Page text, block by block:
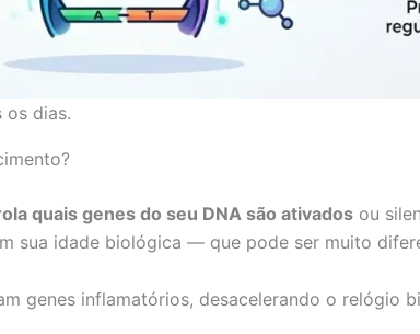
os dias.
quais genes do seu DNA são ativados ou
sua idade biológica — que pode ser muito
genes inflamatórios, desacelerando o relógio